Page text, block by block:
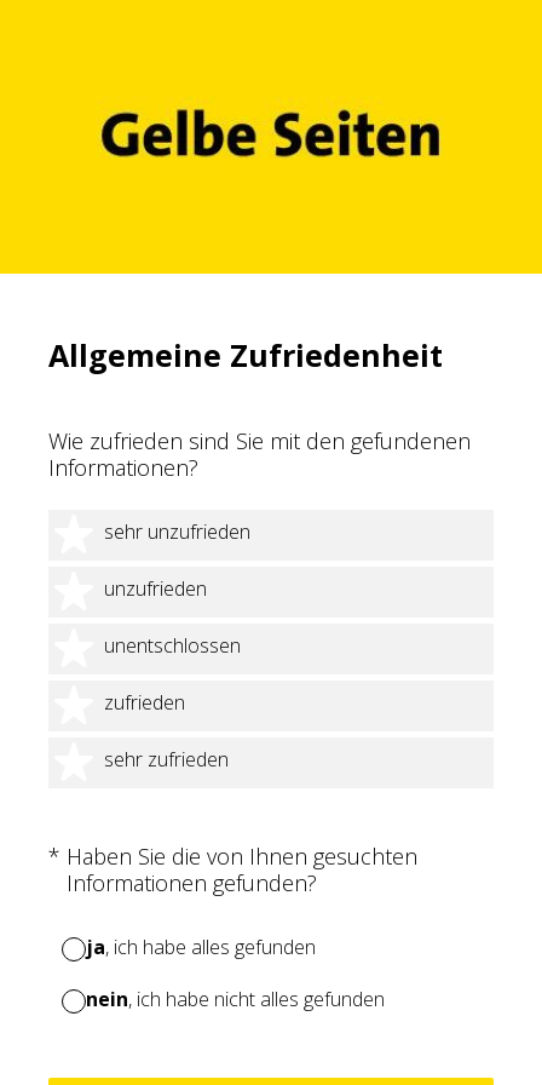
Allgemeine Zufriedenheit
Wie zufrieden sind Sie mit den gefundenen
Informationen?
sehr unzufrieden
1 Stern
unzufrieden
2 Sterne
unentschlossen
3 Sterne
zufrieden
4 Sterne
sehr zufrieden
5 Sterne
* Haben Sie die von Ihnen gesuchten
Informationen gefunden?
(Erforderlich.)
ja, ich habe alles gefunden
nein, ich habe nicht alles gefunden